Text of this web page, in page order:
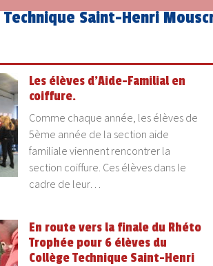
Technique Saint-Henri
Les élèves d’Aide-Familial en
coiffure.
Comme chaque année, les élèves de
5ème année de la section aide
familiale viennent rencontrer la
section coiffure. Ces élèves dans le
cadre de leur…
En route vers la finale du Rhéto
Trophée pour 6 élèves du
Collège Technique Saint-Henri